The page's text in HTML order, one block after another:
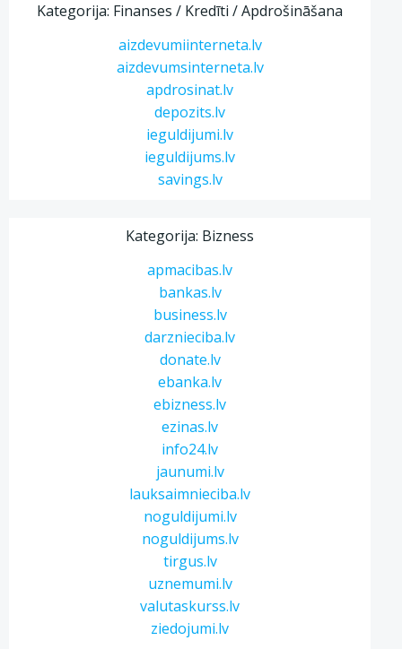
Kategorija: Finanses / Kredīti / Apdrošināšana
aizdevumiinterneta.lv
aizdevumsinterneta.lv
apdrosinat.lv
depozits.lv
ieguldijumi.lv
ieguldijums.lv
savings.lv
Kategorija: Bizness
apmacibas.lv
bankas.lv
business.lv
darznieciba.lv
donate.lv
ebanka.lv
ebizness.lv
ezinas.lv
info24.lv
jaunumi.lv
lauksaimnieciba.lv
noguldijumi.lv
noguldijums.lv
tirgus.lv
uznemumi.lv
valutaskurss.lv
ziedojumi.lv